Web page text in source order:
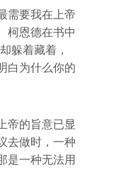
需要我在上帝
柯恩德在书中
躲着藏着，
白为什么你的
帝的旨意已显
去做时，一种
是一种无法用